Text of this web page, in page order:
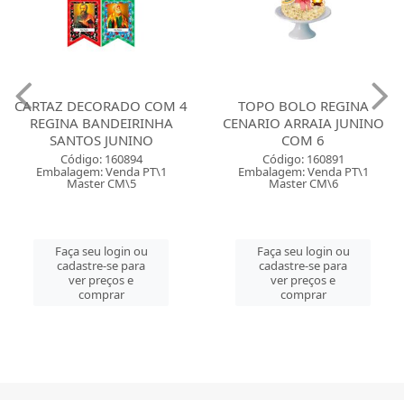
CARTAZ DECORADO COM 4
REGINA BANDEIRINHA
SANTOS JUNINO
Código: 160894
Embalagem: Venda PT\1
Master CM\5
Faça seu login ou
cadastre-se para
ver preços e
comprar
TOPO BOLO REGINA
CENARIO ARRAIA JUNINO
COM 6
Código: 160891
Embalagem: Venda PT\1
Master CM\6
Faça seu login ou
cadastre-se para
ver preços e
comprar